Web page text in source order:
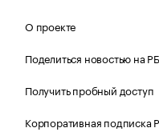
О проекте
Поделиться новостью на
Получить пробный доступ
Корпоративная подписка